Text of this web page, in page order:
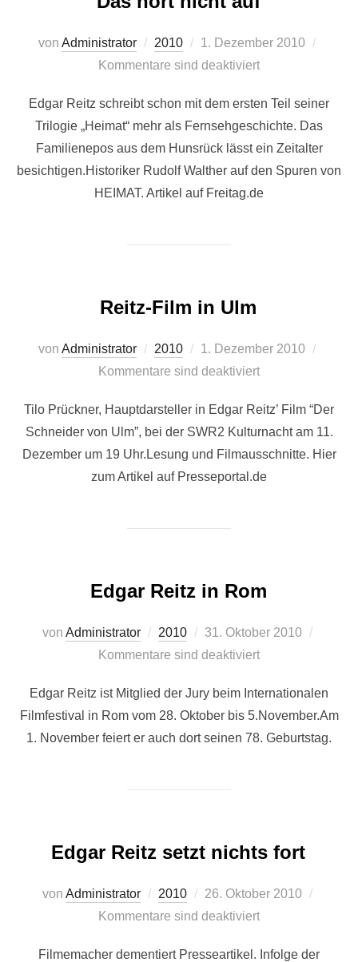
von Administrator 2010
Veröffentlicht
am
1. Dezember 2010
Kommentare sind deaktiviert
Edgar Reitz schreibt schon mit dem ersten Teil ­seiner
Trilogie „Heimat“ mehr als Fernsehgeschichte. Das
Familien­epos aus dem Hunsrück lässt ein Zeitalter
besichtigen.Historiker Rudolf Walther auf den Spuren von
HEIMAT. Artikel auf Freitag.de
Reitz-Film in Ulm
von Administrator 2010
Veröffentlicht
am
1. Dezember 2010
Kommentare sind deaktiviert
Tilo Prückner, Hauptdarsteller in Edgar Reitz’ Film “Der
Schneider von Ulm”, bei der SWR2 Kulturnacht am 11.
Dezember um 19 Uhr.Lesung und Filmausschnitte. Hier
zum Artikel auf Presseportal.de
Edgar Reitz in Rom
von Administrator 2010
Veröffentlicht
am
31. Oktober 2010
Kommentare sind deaktiviert
Edgar Reitz ist Mitglied der Jury beim Internationalen
Filmfestival in Rom vom 28. Oktober bis 5.November.Am
1. November feiert er auch dort seinen 78. Geburtstag.
Edgar Reitz setzt nichts fort
von Administrator 2010
Veröffentlicht
am
26. Oktober 2010
Kommentare sind deaktiviert
Filmemacher dementiert Presseartikel. Infolge der